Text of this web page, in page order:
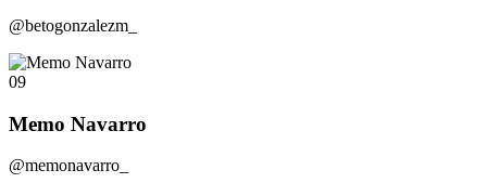
@betogonzalezm_
09
Memo Navarro
@memonavarro_